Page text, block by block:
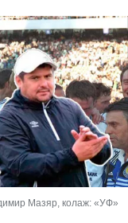
Мазяр, колаж: «УФ»